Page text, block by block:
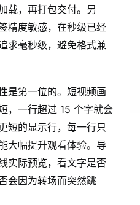
载，再打包交付。另
精度敏感，在秒级已经
求毫秒级，避免格式兼
是第一位的。短视频画
，一行超过 15 个字就会
短的显示行，每一行只
大幅提升观看体验。导
实际预览，看文字是否
会因为转场而突然跳